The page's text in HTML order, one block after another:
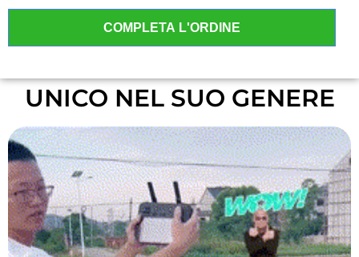
UNICO NEL SUO GENERE